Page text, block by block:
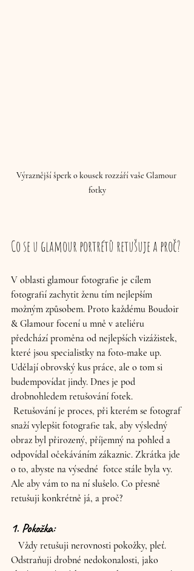
Výraznější šperk o kousek rozzáří vaše Glamour
fotky
Co se u glamour portrétů retušuje a proč?
V oblasti glamour fotografie je cílem
fotografií zachytit ženu tím nejlepším
možným způsobem. Proto každému Boudoir
& Glamour focení u mně v ateliéru
předchází proměna od nejlepších vizážistek,
které jsou specialistky na foto-make up.
Udělají obrovský kus práce, ale o tom si
budempovídat jindy. Dnes je pod
drobnohledem retušování fotek.
snaží vylepšit fotografie tak, aby výsledný
obraz byl přirozený, příjemný na pohled a
odpovídal očekáváním zákaznic. Zkrátka jde
o to, abyste na výsedné  fotce stále byla vy.
Ale aby vám to na ní slušelo. Co přesně
retušuji konkrétně já, a proč?
1. Pokožka:
Odstraňuji drobné nedokonalosti, jako